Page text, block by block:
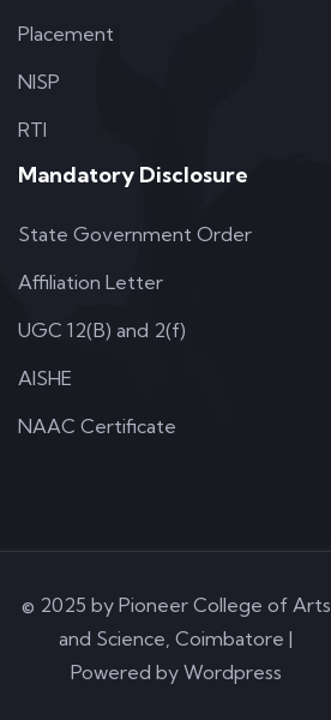
Placement
NISP
RTI
Mandatory Disclosure
State Government Order
Affiliation Letter
UGC 12(B) and 2(f)
AISHE
NAAC Certificate
© 2025 by Pioneer College of Arts
and Science, Coimbatore |
Powered by Wordpress